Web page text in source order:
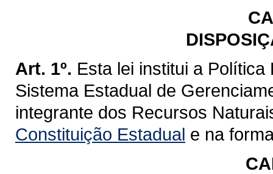
Art. 1º. Esta lei institui a
Sistema Estadual de
integrante dos Recursos
Constituição Estadual e na